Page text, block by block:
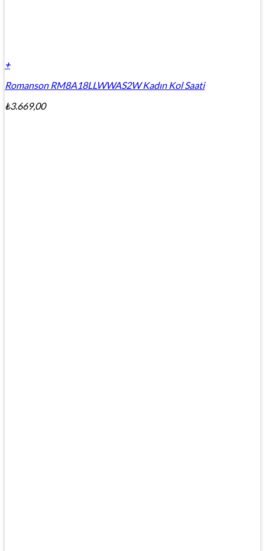
+
Romanson RM8A18LLWWAS2W Kadın Kol Saati
₺3.669,00